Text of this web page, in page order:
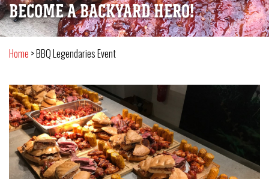
BECOME A BACKYARD HERO!
Home >BBQ Legendaries Event